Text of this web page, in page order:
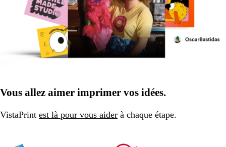
Vous allez aimer imprimer vos idées.
VistaPrint est là pour vous aider à chaque étape.